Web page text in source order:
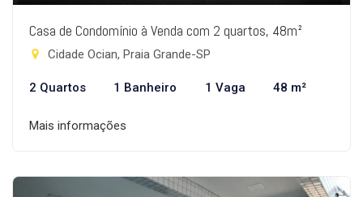
Casa de Condomínio à Venda com 2 quartos, 48m²
Cidade Ocian, Praia Grande-SP
2 Quartos 1 Banheiro 1 Vaga 48 m²
Mais informações